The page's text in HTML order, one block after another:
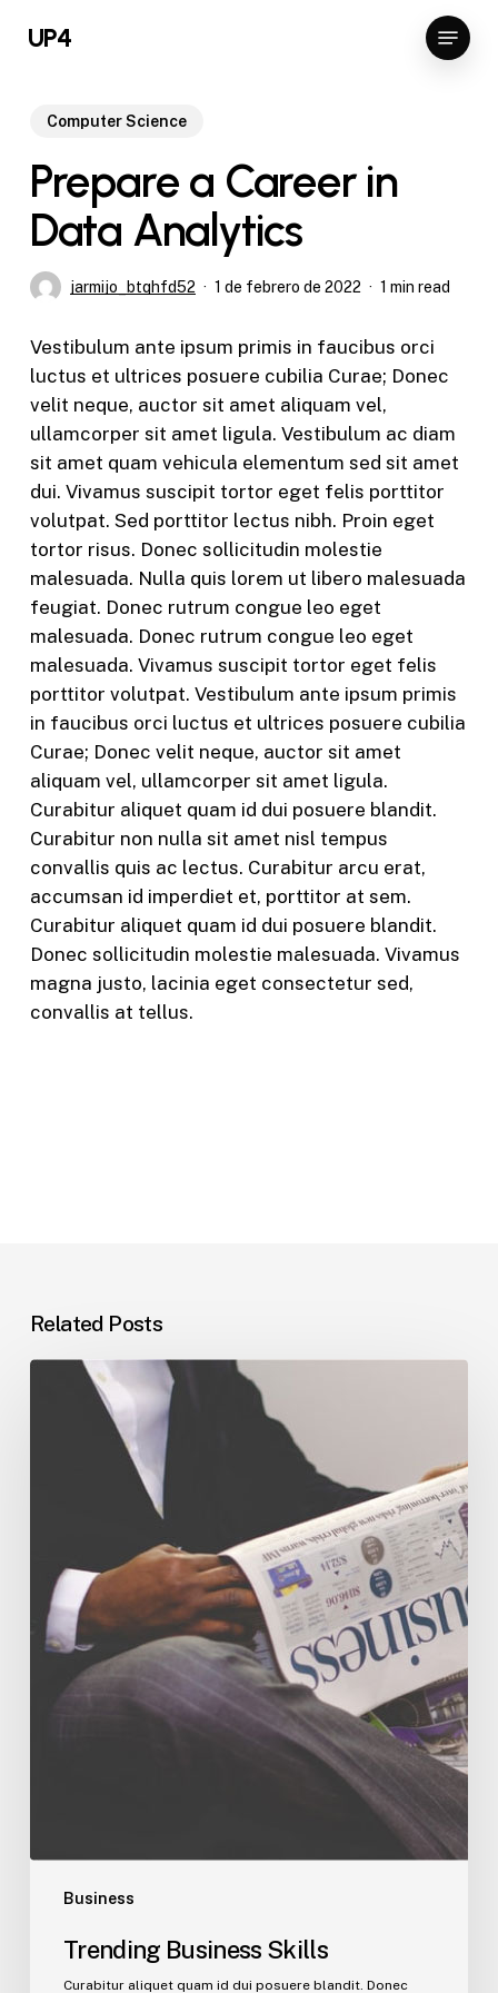
UP4 Menu
Computer Science
Prepare a Career in
Data Analytics
jarmijo_btqhfd52 1 de febrero de 2022 1 min read
Vestibulum ante ipsum primis in faucibus orci
luctus et ultrices posuere cubilia Curae; Donec
velit neque, auctor sit amet aliquam vel,
ullamcorper sit amet ligula. Vestibulum ac diam
sit amet quam vehicula elementum sed sit amet
dui. Vivamus suscipit tortor eget felis porttitor
volutpat. Sed porttitor lectus nibh. Proin eget
tortor risus. Donec sollicitudin molestie
malesuada. Nulla quis lorem ut libero malesuada
feugiat. Donec rutrum congue leo eget
malesuada. Donec rutrum congue leo eget
malesuada. Vivamus suscipit tortor eget felis
porttitor volutpat. Vestibulum ante ipsum primis
in faucibus orci luctus et ultrices posuere cubilia
Curae; Donec velit neque, auctor sit amet
aliquam vel, ullamcorper sit amet ligula.
Curabitur aliquet quam id dui posuere blandit.
Curabitur non nulla sit amet nisl tempus
convallis quis ac lectus. Curabitur arcu erat,
accumsan id imperdiet et, porttitor at sem.
Curabitur aliquet quam id dui posuere blandit.
Donec sollicitudin molestie malesuada. Vivamus
magna justo, lacinia eget consectetur sed,
convallis at tellus.
Related Posts
Business
Trending
Business
Trending Business Skills
Curabitur aliquet quam id dui posuere blandit. Donec